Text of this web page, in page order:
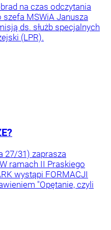
na czas odczytania
szefa MSWiA Janusza
ds. służb specjalnych
(LPR).
27/31) zaprasza
ramach II Praskiego
wystąpi FORMACJI
"Opętanie, czyli